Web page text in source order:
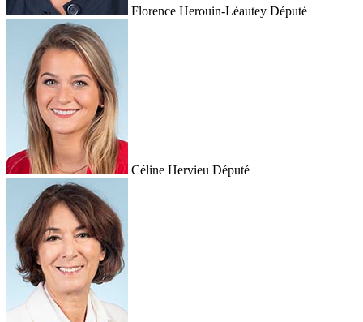
Florence Herouin-Léautey Député
Céline Hervieu Député